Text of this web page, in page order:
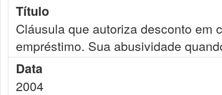
Título
Cláusula que autoriza desconto em
empréstimo. Sua abusividade
Data
2004